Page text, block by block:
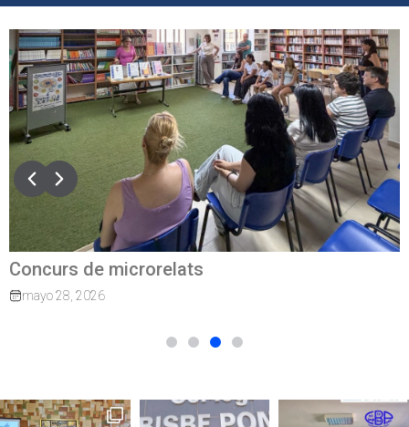
Concurs de microrelats
mayo 28, 2026